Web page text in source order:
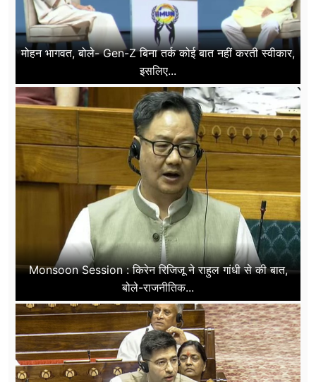
मोहन भागवत, बोले- Gen-Z बिना तर्क कोई बात नहीं करती स्वीकार,
इसलिए...
Monsoon Session : किरेन रिजिजू ने राहुल गांधी से की बात,
बोले-राजनीतिक...